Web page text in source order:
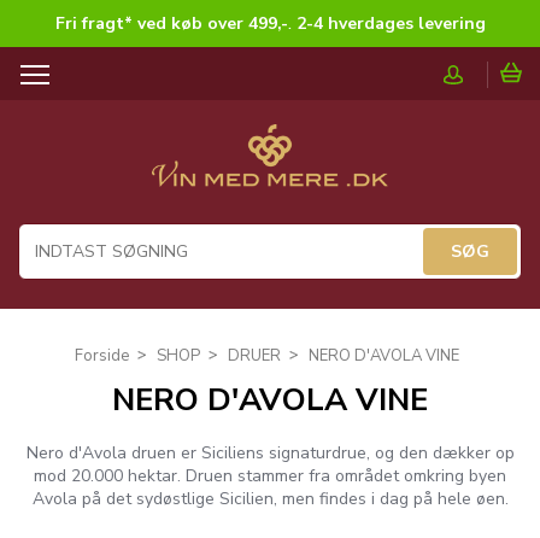
Fri fragt* ved køb over 499,-. 2-4 hverdages levering
T
a
i
o
n
Forside SHOP DRUER NERO D'AVOLA VINE
NERO D'AVOLA VINE
Nero d'Avola druen er Siciliens signaturdrue, og den dækker op
mod 20.000 hektar. Druen stammer fra området omkring byen
Avola på det sydøstlige Sicilien, men findes i dag på hele øen.